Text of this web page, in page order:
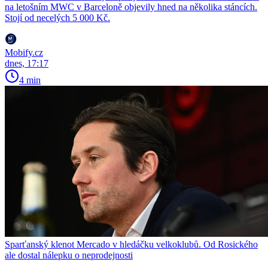
na letošním MWC v Barceloně objevily hned na několika stáncích.
Stojí od necelých 5 000 Kč.
Mobify.cz
dnes, 17:17
4 min
Sparťanský klenot Mercado v hledáčku velkoklubů. Od Rosického
ale dostal nálepku o neprodejnosti